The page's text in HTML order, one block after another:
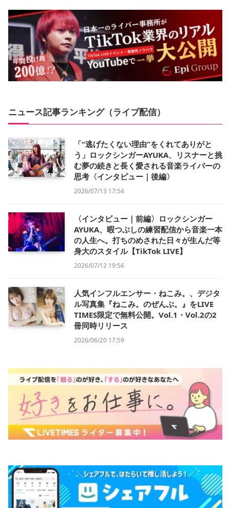
ニュース記事ランキング（ライブ配信）
「“逃げたくない理由”をくれてありがと
う」ロックシンガーAYUKA、リスナーと挑
む夢の続きと長く愛される音楽ライバーの
思考〈インタビュー｜後編〉
2026/07/13 17:54
〈インタビュー｜前編〉ロックシンガー
AYUKA、暇つぶしの練習配信から音楽一本
の人生へ。打ちのめされた日々が生んだ等
身大のスタイル【TikTok LIVE】
2026/07/12 19:56
人気インフルエンサー・ねこみ。、デジタ
ル写真集『ねこみ。のぜんぶ。』をLIVE
TIMES限定で無料公開。Vol.1・Vol.2の2
冊同時リリース
2026/06/20 17:59